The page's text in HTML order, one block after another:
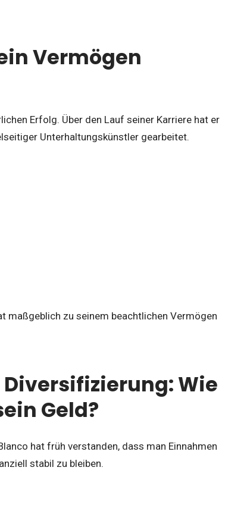
Vermögen
Erfolg. Über den Lauf seiner Karriere hat er
Unterhaltungskünstler gearbeitet.
maßgeblich zu seinem beachtlichen Vermögen
Wie
Geld?
hat früh verstanden, dass man Einnahmen
stabil zu bleiben.